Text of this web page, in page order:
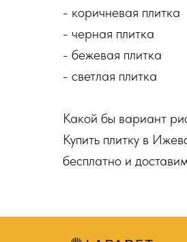
- коричневая плитка
- черная плитка
- бежевая плитка
- светлая плитка
Какой бы вариант
Купить плитку в
бесплатно и